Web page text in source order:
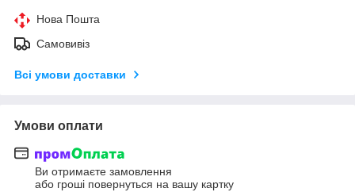
Нова Пошта
Самовивіз
Всі умови доставки
Умови оплати
Ви отримаєте замовлення
або гроші повернуться на вашу картку